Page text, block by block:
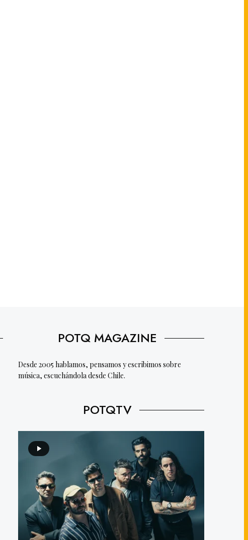
POTQ MAGAZINE
Desde 2005 hablamos, pensamos y escribimos sobre
música, escuchándola desde Chile.
POTQTV